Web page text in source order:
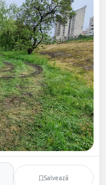
Salvează